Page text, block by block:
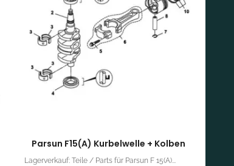
Parsun F15(A) Kurbelwelle + Kolben
Lagerverkauf: Teile / Parts für Parsun F 15(A)...